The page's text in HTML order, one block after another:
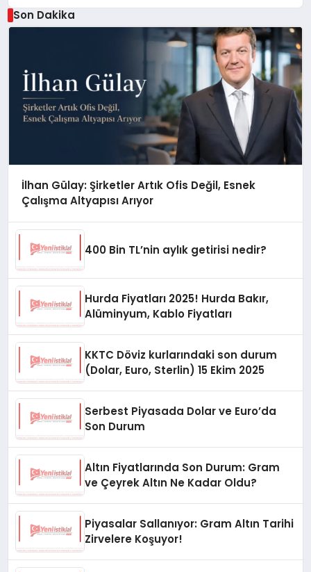
Son Dakika
İlhan Gülay: Şirketler Artık Ofis Değil, Esnek
Çalışma Altyapısı Arıyor
400 Bin TL’nin aylık getirisi nedir?
Hurda Fiyatları 2025! Hurda Bakır,
Alüminyum, Kablo Fiyatları
KKTC Döviz kurlarındaki son durum
(Dolar, Euro, Sterlin) 15 Ekim 2025
Serbest Piyasada Dolar ve Euro’da
Son Durum
Altın Fiyatlarında Son Durum: Gram
ve Çeyrek Altın Ne Kadar Oldu?
Piyasalar Sallanıyor: Gram Altın Tarihi
Zirvelere Koşuyor!